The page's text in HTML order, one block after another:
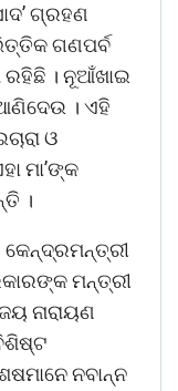
ଗ୍ରହଣ
ଗଣପର୍ବ
ରହିଛି । ନୂଆଁଖାଇ
। ଏହି
ଓ
ମା’ଙ୍କ
।
ମନ୍ତ୍ରୀ
ନାରାୟଣ
ନବାନ୍ନ